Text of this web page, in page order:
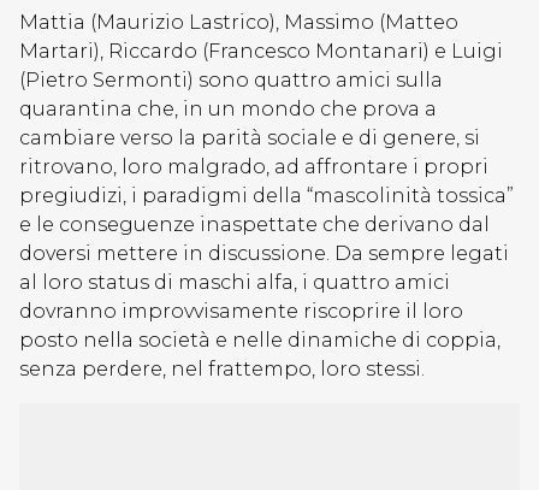
Mattia (Maurizio Lastrico), Massimo (Matteo
Martari), Riccardo (Francesco Montanari) e Luigi
(Pietro Sermonti) sono quattro amici sulla
quarantina che, in un mondo che prova a
cambiare verso la parità sociale e di genere, si
ritrovano, loro malgrado, ad affrontare i propri
pregiudizi, i paradigmi della “mascolinità tossica”
e le conseguenze inaspettate che derivano dal
doversi mettere in discussione. Da sempre legati
al loro status di maschi alfa, i quattro amici
dovranno improvvisamente riscoprire il loro
posto nella società e nelle dinamiche di coppia,
senza perdere, nel frattempo, loro stessi.